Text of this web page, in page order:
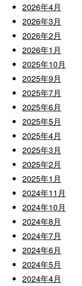
2026年4月
2026年3月
2026年2月
2026年1月
2025年10月
2025年9月
2025年7月
2025年6月
2025年5月
2025年4月
2025年3月
2025年2月
2025年1月
2024年11月
2024年10月
2024年8月
2024年7月
2024年6月
2024年5月
2024年4月